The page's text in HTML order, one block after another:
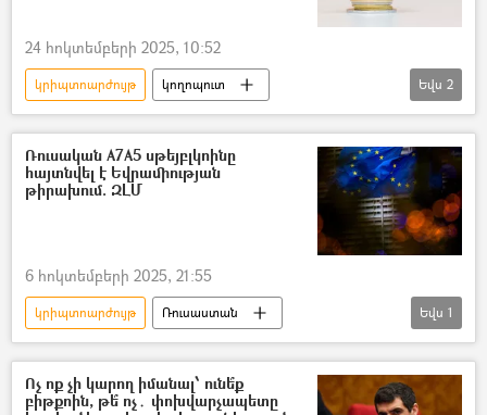
24 հոկտեմբերի 2025, 10:52
կրիպտոարժույթ
կողոպուտ
Օտարերկրացի
Հայաստան
Եվս 2
Ռուսական A7A5 սթեյբլկոինը
հայտնվել է Եվրամիության
թիրախում. ԶԼՄ
6 հոկտեմբերի 2025, 21:55
կրիպտոարժույթ
Ռուսաստան
Եվրամիություն
Եվս 1
Ոչ ոք չի կարող իմանալ՝ ունե՞ք
բիթքոին, թե՞ ոչ․ փոխվարչապետը